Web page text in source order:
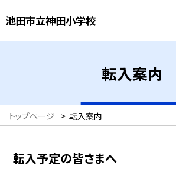
池田市立神田小学校
転入案内
トップページ > 転入案内
転入予定の皆さまへ